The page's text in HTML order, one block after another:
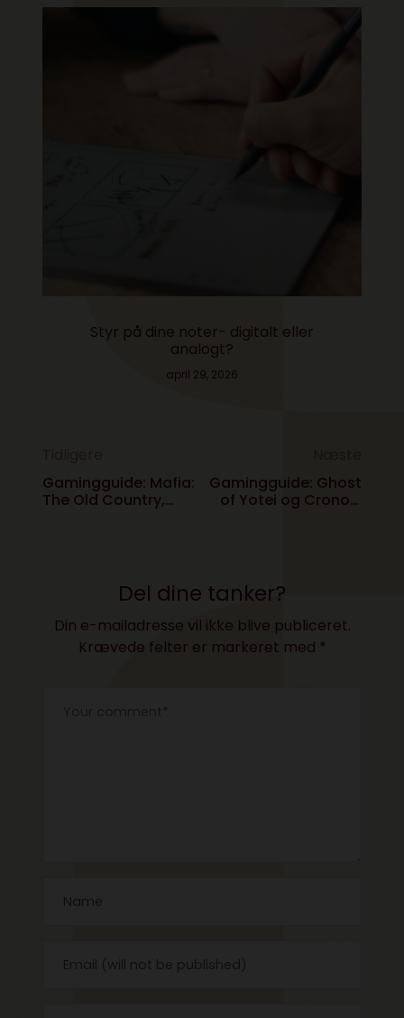
Styr på dine noter- digitalt eller
analogt?
april 29, 2026
Gamingguide: Mafia:
The Old Country,
Gamingguide: Ghost
of Yotei og Cronos:
Del dine tanker?
Din e-mailadresse vil ikke blive publiceret.
Krævede felter er markeret med *